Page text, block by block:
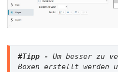
#Tipp - Um besser zu
Boxen erstellt werden